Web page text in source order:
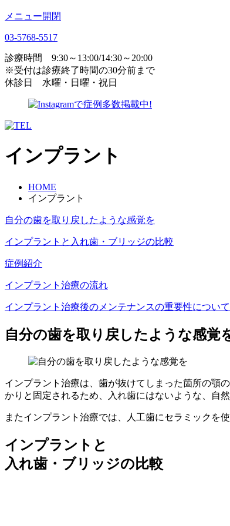
メニュー開閉
03-5768-5517
診療時間
9:30～13:00/14:30～20:00
※受付は診療終了時間の30分前まで
休診日
水曜・日曜・祝日
インプラント
HOME
インプラント
自分の歯を取り戻したような感覚を
インプラントと入れ歯・ブリッジの比較
症例紹介
インプラント治療の流れ
インプラント治療後のメンテナンスの重要性について
自分の歯を取り戻したような感覚
インプラント治療は、歯が抜けてしまった箇所の顎
かりと固定されるため、入れ歯にはないような、自
またインプラント治療では、人工歯にセラミックを
インプラントと
入れ歯・ブリッジの比較